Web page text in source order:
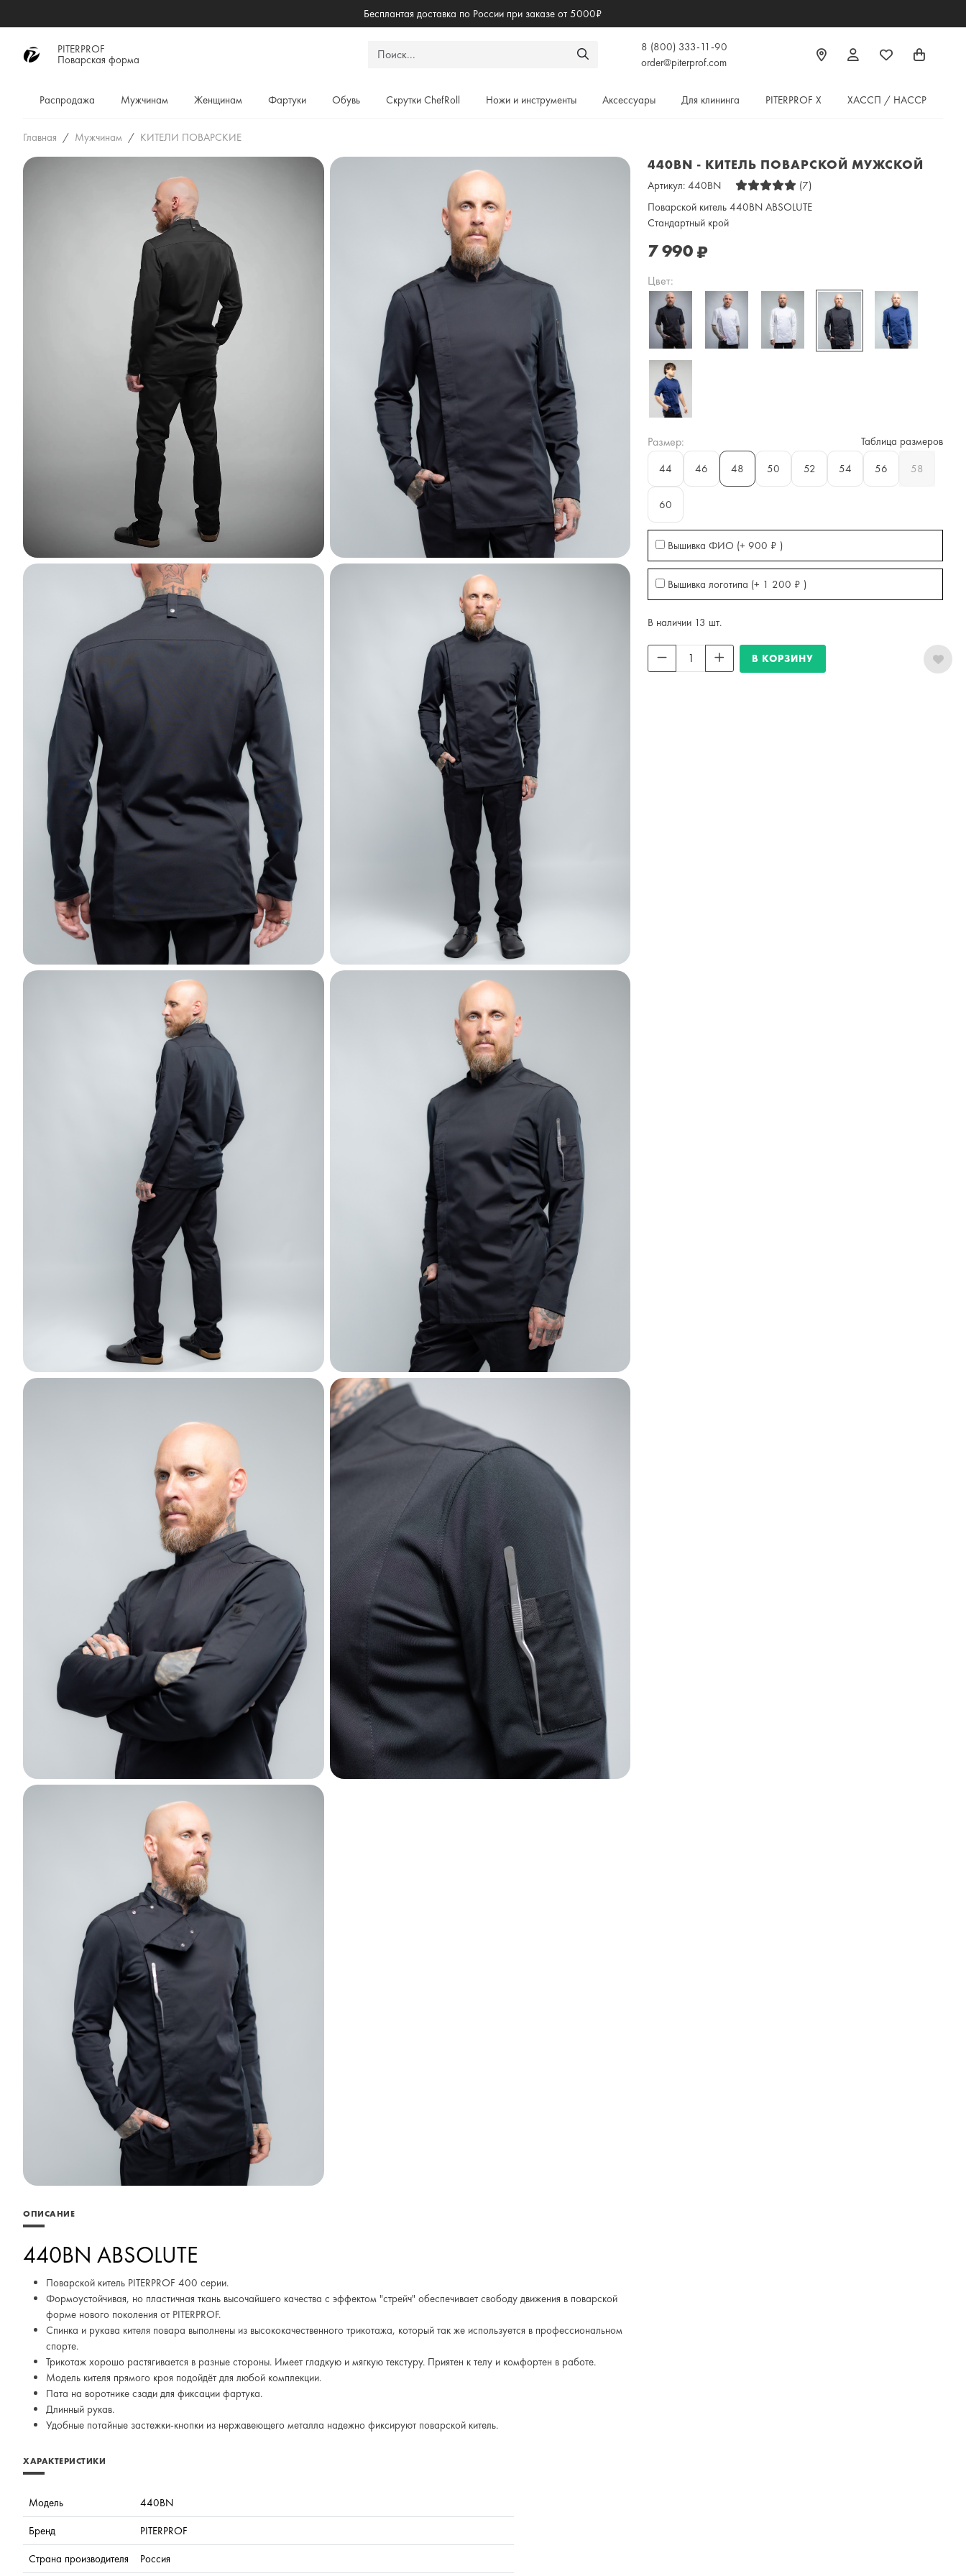
Бесплантая доставка по России при заказе от 5000₽
PITERPROF
Поварская форма
8 (800) 333-11-90
order@piterprof.com
Распродажа Мужчинам Женщинам Фартуки Обувь Скрутки ChefRoll Ножи и инструменты Аксессуары Для клининга PITERPROF X ХАССП / HACCP
Главная Мужчинам КИТЕЛИ ПОВАРСКИЕ
ОПИСАНИЕ
440BN ABSOLUTE
Поварской китель PITERPROF 400 серии.
Формоустойчивая, но пластичная ткань высочайшего качества с эффектом "стрейч" обеспечивает свободу движения в поварской
форме нового поколения от PITERPROF.
Спинка и рукава кителя повара выполнены из высококачественного трикотажа, который так же используется в профессиональном
спорте.
Трикотаж хорошо растягивается в разные стороны. Имеет гладкую и мягкую текстуру. Приятен к телу и комфортен в работе.
Модель кителя прямого кроя подойдёт для любой комплекции.
Пата на воротнике сзади для фиксации фартука.
Длинный рукав.
Удобные потайные застежки-кнопки из нержавеющего металла надежно фиксируют поварской китель.
ХАРАКТЕРИСТИКИ
Модель
440BN
Бренд
PITERPROF
Страна производителя
Россия
440BN - КИТЕЛЬ ПОВАРСКОЙ МУЖСКОЙ
Артикул:440BN
(7)
Поварской китель 440BN ABSOLUTE
Стандартный крой
7 990₽
Цвет:
Размер:
Таблица размеров
44
46 48 50 52 54 56 58
60
Вышивка ФИО (+900 ₽ )
Вышивка логотипа (+ 1 200 ₽ )
В наличии 13 шт.
В КОРЗИНУ